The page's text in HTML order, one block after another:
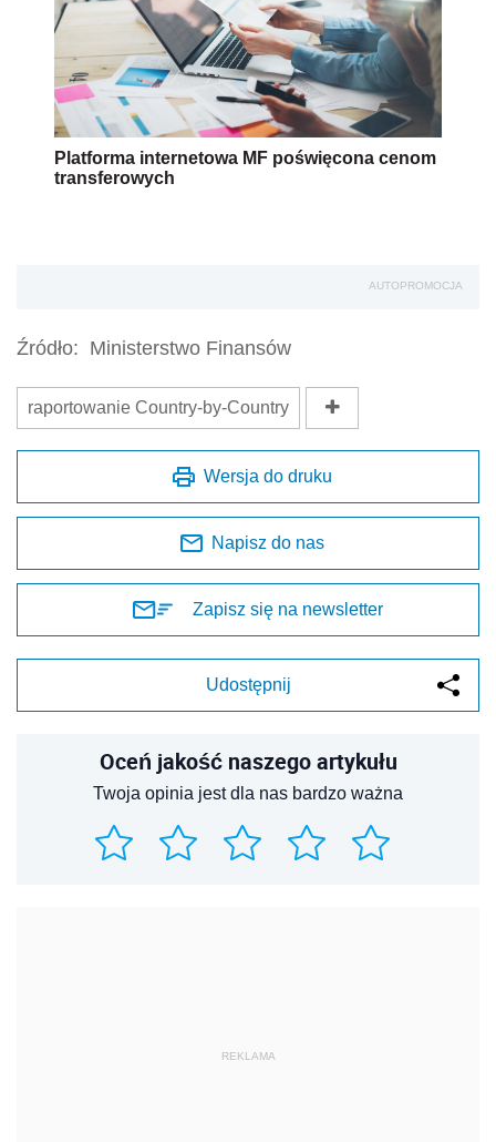
Platforma internetowa MF poświęcona cenom
transferowych
AUTOPROMOCJA
Źródło: Ministerstwo Finansów
raportowanie Country-by-Country
Wersja do druku
Napisz do nas
Zapisz się na newsletter
Udostępnij
Oceń jakość naszego artykułu
Twoja opinia jest dla nas bardzo ważna
REKLAMA